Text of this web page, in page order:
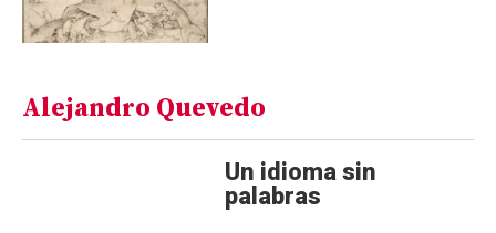
Alejandro Quevedo
Un idioma sin
palabras